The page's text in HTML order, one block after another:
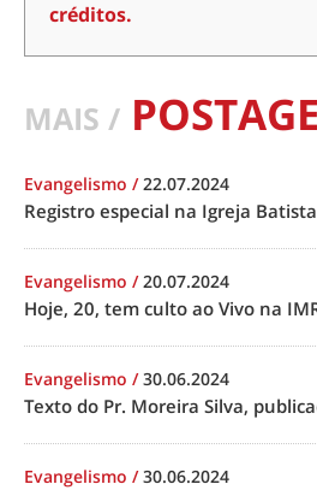
créditos.
MAIS /
Evangelismo /22.07.2024
Registro especial na Igreja
Evangelismo /20.07.2024
Hoje, 20, tem culto ao Vivo na
Evangelismo /30.06.2024
Texto do Pr. Moreira Silva,
Evangelismo /30.06.2024